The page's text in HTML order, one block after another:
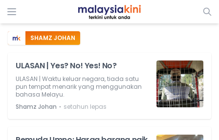
SHAMZ JOHAN
ULASAN | Yes? No! Yes! No?
ULASAN | Waktu keluar negara, tiada satu
pun tempat menarik yang menggunakan
bahasa Melayu.
Shamz Johan ⋅ setahun lepas